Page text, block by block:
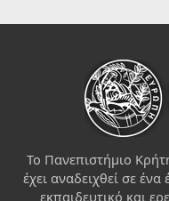
Το Πανεπιστήμιο
έχει αναδειχθεί σε
εκπαιδευτικό και